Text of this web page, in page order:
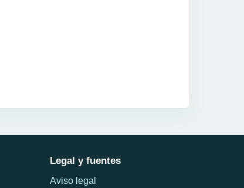
Legal y fuentes
Aviso legal